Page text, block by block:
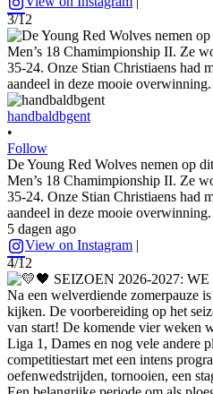
3/12
handbaldbgent
•
Follow
De Young Red Wolves nemen op
Men’s 18 Chamimpionship II. Ze
35-24. Onze Stian Christiaens had
aandeel in deze mooie
5 dagen ago
View on Instagram |
4/12